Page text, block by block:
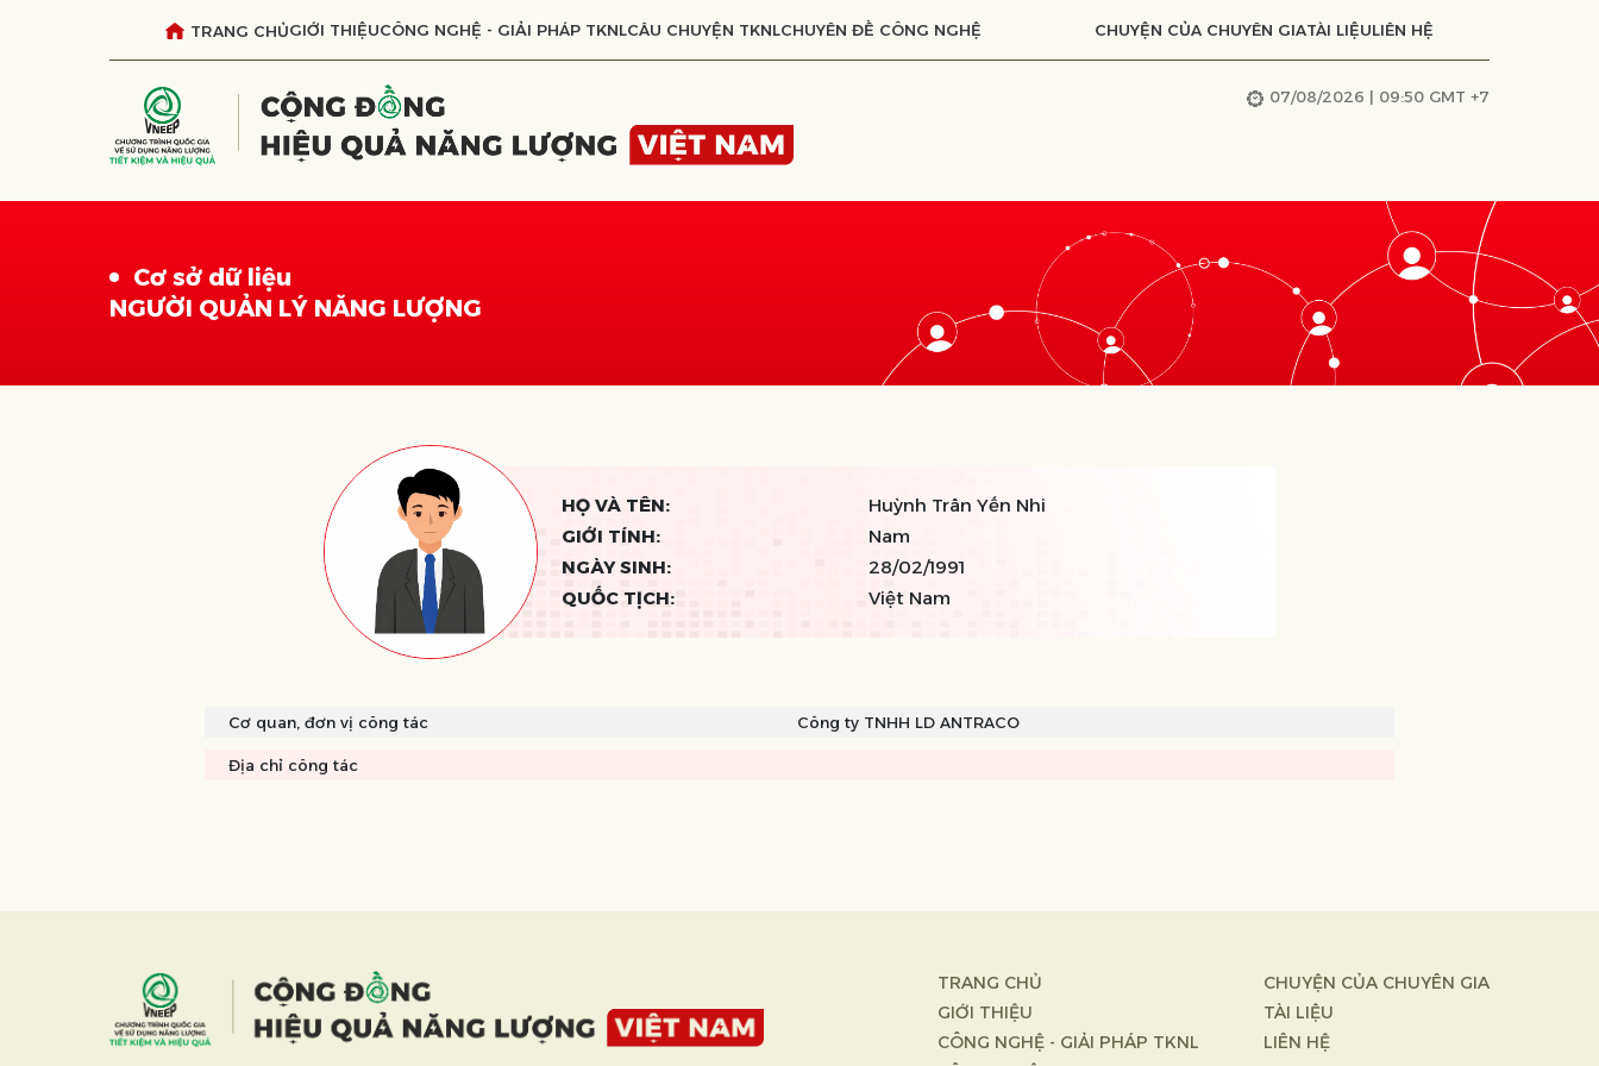
TRANG CHỦGIỚI THIỆUCÔNG NGHỆ - GIẢI PHÁP TKNLCÂU CHUYỆN TKNLCHUYÊN ĐỀ CÔNG NGHỆ CHUYỆN CỦA CHUYÊN GIATÀI LIỆULIÊN HỆ
07/08/2026 | 09:50 GMT +7
Cơ sở dữ liệu
NGƯỜI QUẢN LÝ NĂNG LƯỢNG
HỌ VÀ TÊN:
Huỳnh Trân Yến Nhi
GIỚI TÍNH:
Nam
NGÀY SINH:
28/02/1991
QUỐC TỊCH:
Việt Nam
Cơ quan, đơn vị công tác Công ty TNHH LD ANTRACO
Địa chỉ công tác
TRANG CHỦ
GIỚI THIỆU
CÔNG NGHỆ - GIẢI PHÁP TKNL
CHUYỆN CỦA CHUYÊN GIA
TÀI LIỆU
LIÊN HỆ